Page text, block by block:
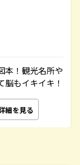
本！観光名所や
もイキイキ！
細を見る